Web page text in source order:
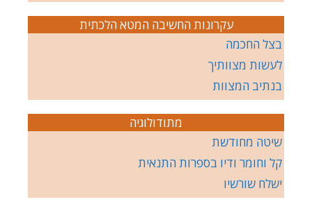
עקרונות החשיבה המטא הלכתית
בצל החכמה
לעשות מצוותיך
בנתיב המצוות
מתודולוגיה
שיטה מחודשת
קל וחומר ודיו בספרות התנאית
ישלח שורשיו